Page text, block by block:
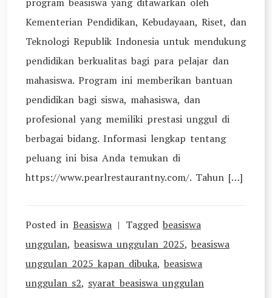
Kementerian Pendidikan, Kebudayaan, Riset, dan
Teknologi Republik Indonesia untuk mendukung
pendidikan berkualitas bagi para pelajar dan
mahasiswa. Program ini memberikan bantuan
pendidikan bagi siswa, mahasiswa, dan
profesional yang memiliki prestasi unggul di
berbagai bidang. Informasi lengkap tentang
peluang ini bisa Anda temukan di
https://www.pearlrestaurantny.com/. Tahun […]
Posted in Beasiswa Tagged beasiswa
unggulan, beasiswa unggulan 2025, beasiswa
unggulan 2025 kapan dibuka, beasiswa
unggulan s2, syarat beasiswa unggulan